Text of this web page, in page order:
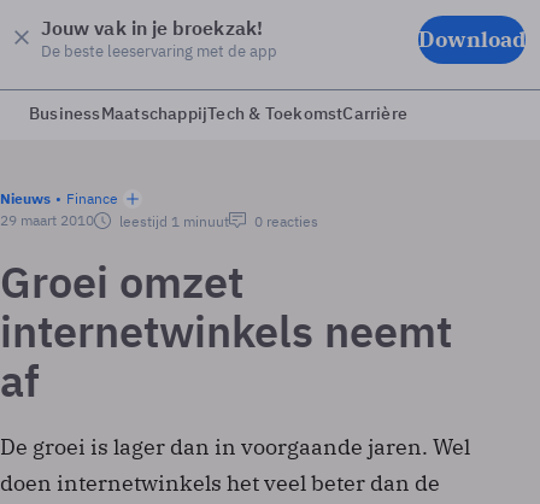
Jouw vak in je broekzak!
De beste leeservaring met de app Download
BusinessMaatschappijTech & ToekomstCarrière
Nieuws
Finance
29 maart 2010
leestijd 1 minuut 0 reacties
Groei omzet
internetwinkels neemt
af
De groei is lager dan in voorgaande jaren. Wel
doen internetwinkels het veel beter dan de